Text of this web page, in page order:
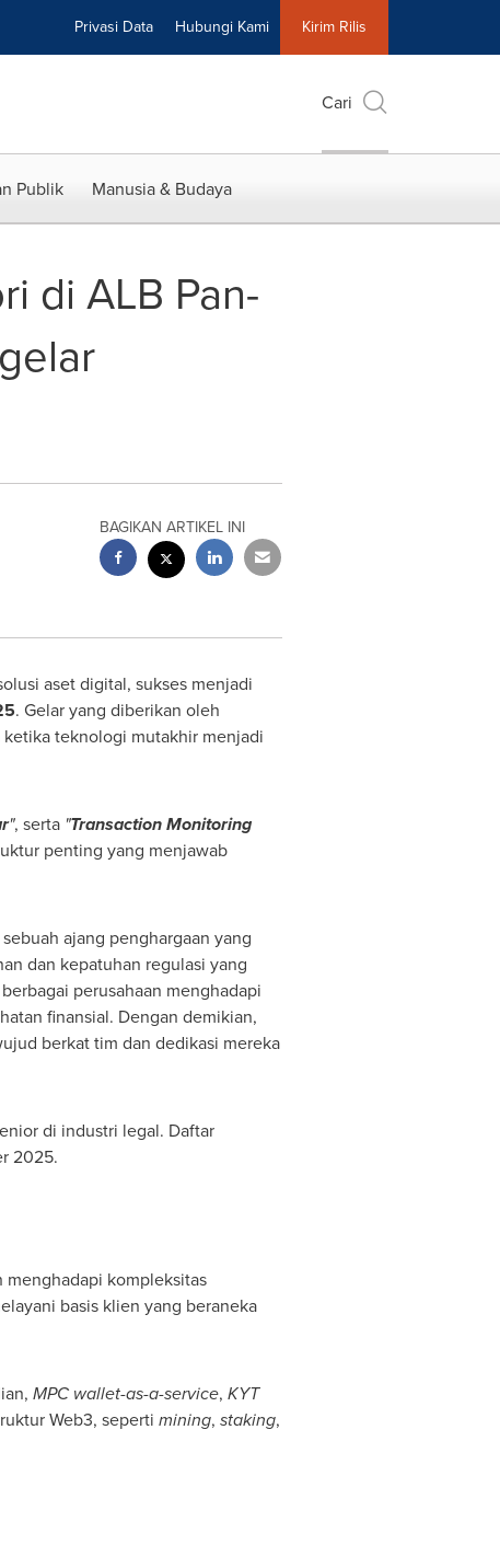
Privasi Data Hubungi Kami Kirim Rilis
Cari
Publik Manusia & Budaya
di ALB Pan-
BAGIKAN ARTIKEL INI
aset digital, sukses menjadi
. Gelar yang diberikan oleh
teknologi mutakhir menjadi
", serta "Transaction Monitoring
penting yang menjawab
ajang penghargaan yang
dan kepatuhan regulasi yang
perusahaan menghadapi
finansial. Dengan demikian,
berkat tim dan dedikasi mereka
di industri legal. Daftar
2025.
kompleksitas
basis klien yang beraneka
MPC wallet-as-a-service, KYT
Web3, seperti mining, staking,